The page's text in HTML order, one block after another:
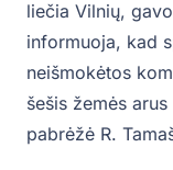
liečia Vilnių,
informuoja, kad
neišmokėtos
šešis žemės
pabrėžė R.